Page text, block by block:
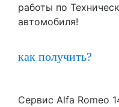
работы по
автомобиля!
как получить?
Сервис Alfa Romeo